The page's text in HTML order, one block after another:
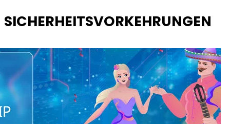
SICHERHEITSVORKEHRUNGEN